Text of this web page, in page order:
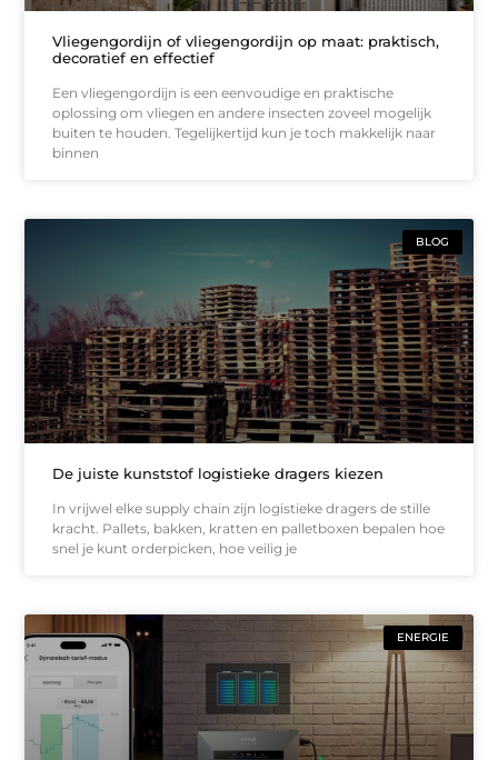
Vliegengordijn of vliegengordijn op maat: praktisch,
decoratief en effectief
Een vliegengordijn is een eenvoudige en praktische
oplossing om vliegen en andere insecten zoveel mogelijk
buiten te houden. Tegelijkertijd kun je toch makkelijk naar
binnen
BLOG
De juiste kunststof logistieke dragers kiezen
In vrijwel elke supply chain zijn logistieke dragers de stille
kracht. Pallets, bakken, kratten en palletboxen bepalen hoe
snel je kunt orderpicken, hoe veilig je
ENERGIE